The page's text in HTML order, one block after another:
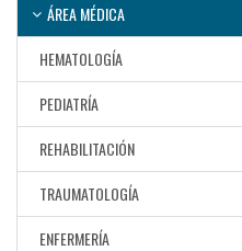
ÁREA MÉDICA
HEMATOLOGÍA
PEDIATRÍA
REHABILITACIÓN
TRAUMATOLOGÍA
ENFERMERÍA